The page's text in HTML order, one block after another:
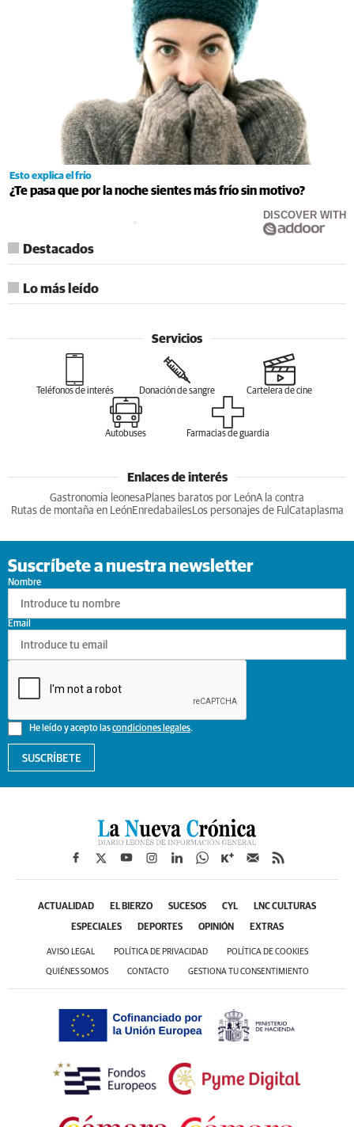
Esto explica el frío
¿Te pasa que por la noche sientes más frío sin motivo?
DISCOVER WITH
Destacados
Lo más leído
Servicios
Teléfonos de interés Donación de sangre Cartelera de cine
Autobuses Farmacias de guardia
Enlaces de interés
Gastronomia leonesa Planes baratos por LeónA la contra
Rutas de montaña en LeónEnredabailesLos personajes de Ful Cataplasma
Suscríbete a nuestra newsletter
Nombre
He leído y acepto lascondiciones legales.
Email
SUSCRÍBETE
ACTUALIDAD EL BIERZO SUCESOS CYL LNC CULTURAS
ESPECIALES DEPORTES OPINIÓN EXTRAS
AVISO LEGAL POLÍTICA DE PRIVACIDAD POLÍTICA DE COOKIES
QUIÉNES SOMOS CONTACTO GESTIONA TU CONSENTIMIENTO